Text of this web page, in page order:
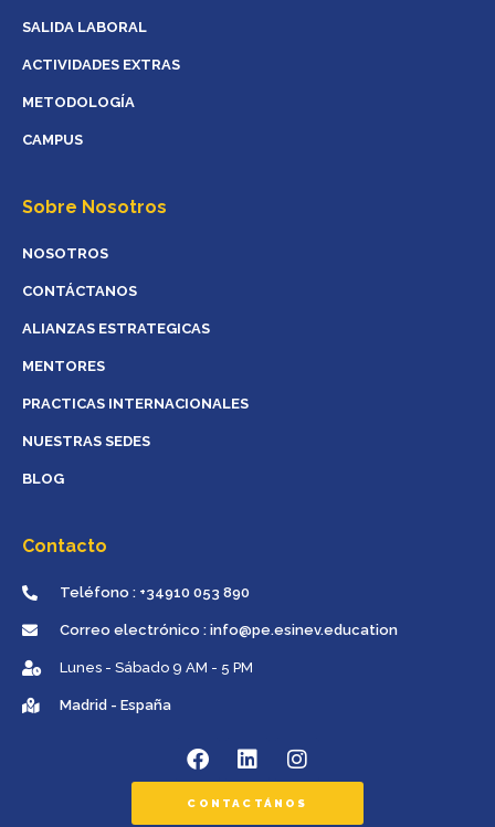
SALIDA LABORAL
ACTIVIDADES EXTRAS
METODOLOGÍA
CAMPUS
Sobre Nosotros
NOSOTROS
CONTÁCTANOS
ALIANZAS ESTRATEGICAS
MENTORES
PRACTICAS INTERNACIONALES
NUESTRAS SEDES
BLOG
Contacto
Teléfono : +34910 053 890
Correo electrónico : info@pe.esinev.education
Lunes - Sábado 9 AM - 5 PM
Madrid - España
CONTACTÁNOS